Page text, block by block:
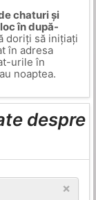
chaturi și
în după-
doriți să inițiați
în adresa
urile în
noaptea.
despre
×